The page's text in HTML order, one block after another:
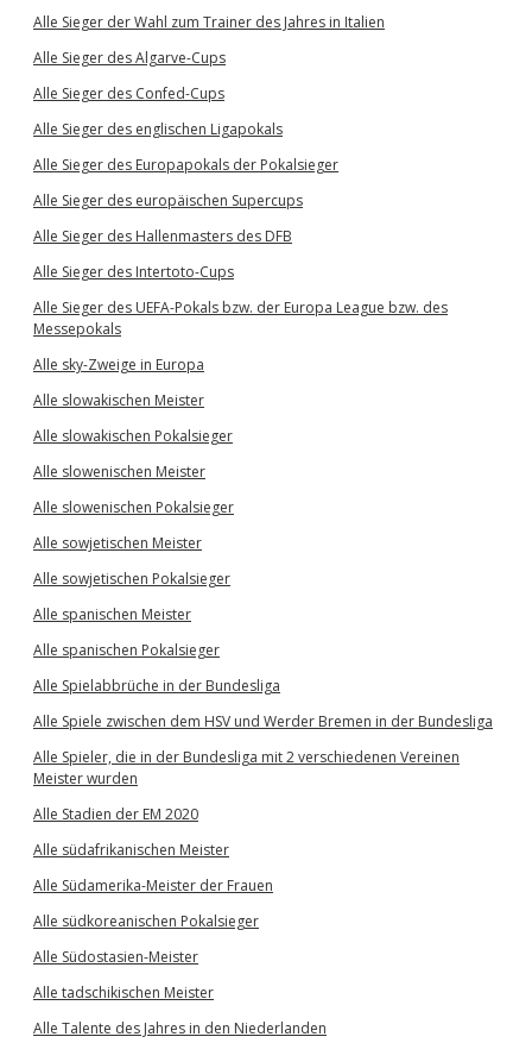
Alle Sieger der Wahl zum Trainer des Jahres in Italien
Alle Sieger des Algarve-Cups
Alle Sieger des Confed-Cups
Alle Sieger des englischen Ligapokals
Alle Sieger des Europapokals der Pokalsieger
Alle Sieger des europäischen Supercups
Alle Sieger des Hallenmasters des DFB
Alle Sieger des Intertoto-Cups
Alle Sieger des UEFA-Pokals bzw. der Europa League bzw. des
Messepokals
Alle sky-Zweige in Europa
Alle slowakischen Meister
Alle slowakischen Pokalsieger
Alle slowenischen Meister
Alle slowenischen Pokalsieger
Alle sowjetischen Meister
Alle sowjetischen Pokalsieger
Alle spanischen Meister
Alle spanischen Pokalsieger
Alle Spielabbrüche in der Bundesliga
Alle Spiele zwischen dem HSV und Werder Bremen in der Bundesliga
Alle Spieler, die in der Bundesliga mit 2 verschiedenen Vereinen
Meister wurden
Alle Stadien der EM 2020
Alle südafrikanischen Meister
Alle Südamerika-Meister der Frauen
Alle südkoreanischen Pokalsieger
Alle Südostasien-Meister
Alle tadschikischen Meister
Alle Talente des Jahres in den Niederlanden